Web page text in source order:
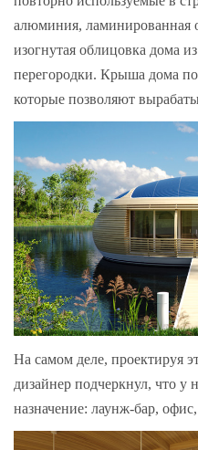
алюминия, ламинированная
изогнутая облицовка дома
перегородки. Крыша дома
которые позволяют
На самом деле, проектируя
дизайнер подчеркнул, что у
назначение: лаунж-бар,